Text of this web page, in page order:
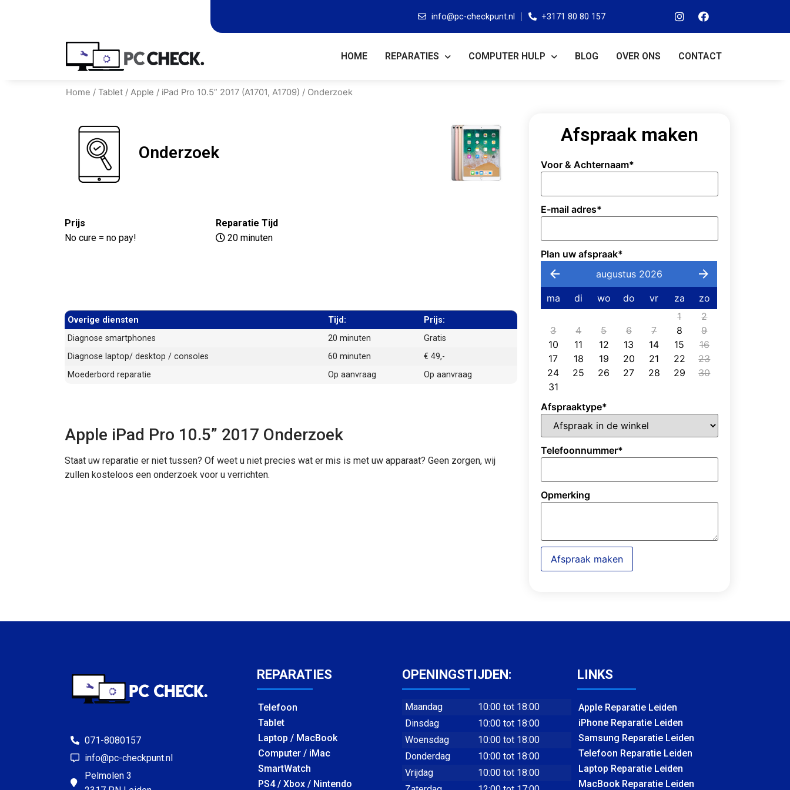
info@pc-checkpunt.nl +3171 80 80 157
HOME REPARATIES COMPUTER HULP BLOG OVER ONS CONTACT
Home / Tablet / Apple / iPad Pro 10.5” 2017 (A1701, A1709) / Onderzoek
Onderzoek
Prijs
No cure = no pay!
Reparatie Tijd
20 minuten
Overige diensten Tijd:
Prijs:
Diagnose smartphones
20 minuten
Gratis
Diagnose laptop/ desktop / consoles
60 minuten
€ 49,-
Moederbord reparatie
Op aanvraag Op aanvraag
Apple iPad Pro 10.5” 2017 Onderzoek
Staat uw reparatie er niet tussen? Of weet u niet precies wat er mis is met uw apparaat? Geen zorgen, wij
zullen kosteloos een onderzoek voor u verrichten.
Afspraak maken
Voor & Achternaam*
E-mail adres*
Plan uw afspraak*
augustus 2026
ma di wo do vr za
zo
1
2
3
4 5 6 7 8
9
10
11 12 13 14 15
16
17
18 19 20 21 22
23
24
25 26 27 28 29
30
31
Afspraaktype*
Telefoonnummer*
Opmerking
Afspraak maken
071-8080157
info@pc-checkpunt.nl
Pelmolen 3
REPARATIES
Telefoon
Tablet
Laptop / MacBook
Computer / iMac
SmartWatch
PS4 / Xbox / Nintendo
OPENINGSTIJDEN:
Maandag
10:00 tot 18:00
Dinsdag
10:00 tot 18:00
Woensdag
10:00 tot 18:00
Donderdag
10:00 tot 18:00
Vrijdag
10:00 tot 18:00
LINKS
Apple Reparatie Leiden
iPhone Reparatie Leiden
Samsung Reparatie Leiden
Telefoon Reparatie Leiden
Laptop Reparatie Leiden
MacBook Reparatie Leiden